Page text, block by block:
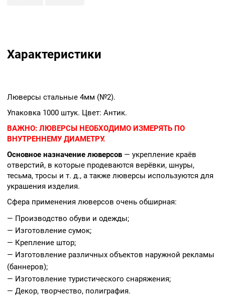
Характеристики
Люверсы стальные 4мм (№2).
Упаковка 1000 штук. Цвет: Антик.
ВАЖНО: ЛЮВЕРСЫ НЕОБХОДИМО ИЗМЕРЯТЬ ПО
ВНУТРЕННЕМУ ДИАМЕТРУ.
Основное назначение люверсов — укрепление краёв
отверстий, в которые продеваются верёвки, шнуры,
тесьма, тросы и т. д., а также люверсы используются для
украшения изделия.
Сфера применения люверсов очень обширная:
— Производство обуви и одежды;
— Изготовление сумок;
— Крепление штор;
— Изготовление различных объектов наружной рекламы
(баннеров);
— Изготовление туристического снаряжения;
— Декор, творчество, полиграфия.